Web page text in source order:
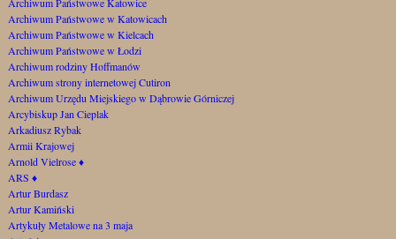
Archiwum Państwowe w Katowicach
Archiwum Państwowe w Kielcach
Archiwum Państwowe w Łodzi
Archiwum rodziny Hoffmanów
Archiwum strony internetowej Cutiron
Archiwum Urzędu Miejskiego w Dąbrowie Górniczej
Arcybiskup Jan Cieplak
Arkadiusz Rybak
Armii Krajowej
Arnold Vielrose♦
ARS ♦
Artur Burdasz
Artur Kamiński
Artykuły Metalowe na 3 maja